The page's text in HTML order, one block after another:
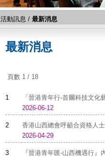
活動訊息 / 最新消息
最新消息
頁數 1 / 18
1
「晉港青年行-首爾科技文
2026-06-12
2
香港山西總會呼籲合資格人
2026-04-29
3
『晉港青年匯-山西機遇行